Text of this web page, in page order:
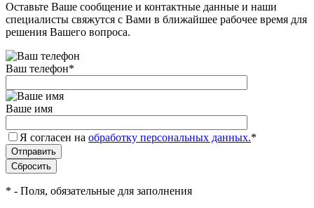
Оставьте Ваше сообщение и контактные данные и наши
специалисты свяжутся с Вами в ближайшее рабочее время для
решения Вашего вопроса.
Ваш телефон*
Ваше имя
Я согласен на обработку персональных данных.*
* - Поля, обязательные для заполнения